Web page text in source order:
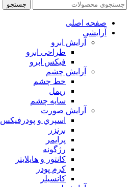
جستجو
صفحه اصلی
آرایشی
آرايش ابرو
طراحی ابرو
فیکس ابرو
آرايش چشم
خط چشم
ريمل
سايه چشم
آرايش صورت
اسپري و پودرفيكس
برنزر
پرايمر
رژگونه
كانتور و هايلايتر
كرم پودر
كانسيلر